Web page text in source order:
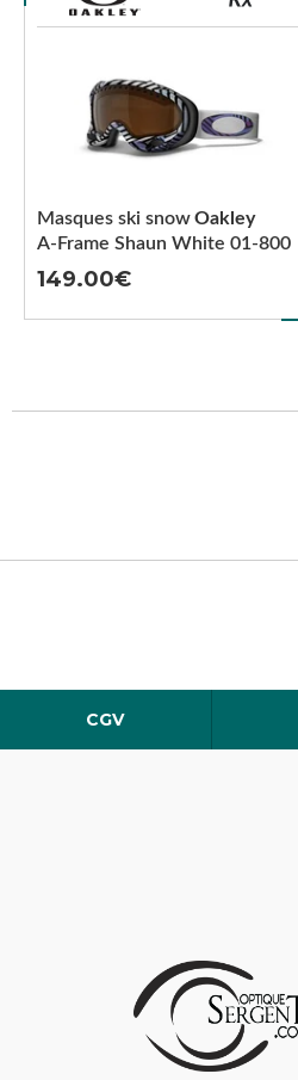
A-Frame Shaun White 01-800
Masques ski snowOakley
149.00
CGV